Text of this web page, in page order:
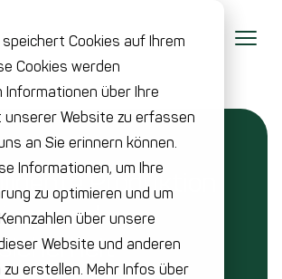
Cookies auf Ihrem
Cookies werden
Informationen über Ihre
Website zu erfassen
an Sie erinnern können.
Informationen, um Ihre
zu optimieren und um
über unsere
Website und anderen
erstellen. Mehr Infos über
Produktion
und